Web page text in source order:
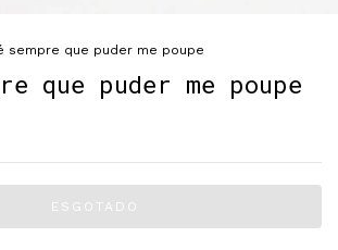
sempre que puder me poupe
que puder me poupe